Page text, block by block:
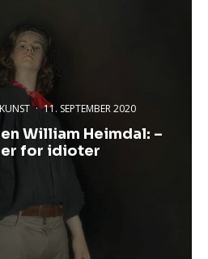
KUNST · 11. SEPTEMBER 2020
William Heimdal: –
for idioter